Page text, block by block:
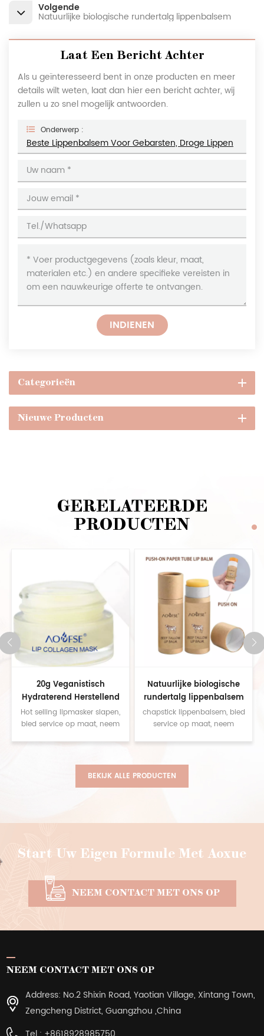
Volgende
Natuurlijke biologische rundertalg lippenbalsem
Laat Een Bericht Achter
Als u geïnteresseerd bent in onze producten en meer
details wilt weten, laat dan hier een bericht achter, wij
zullen u zo snel mogelijk antwoorden.
Onderwerp :
Beste Lippenbalsem Voor Gebarsten, Droge Lippen
INDIENEN
Categorieën
Nieuwe Producten
GERELATEERDE
PRODUCTEN
20g Veganistisch
Hydraterend Herstellend
Liprimpels Slaapmasker
Kruidencollageen
Hot selling lipmasker slapen,
bied service op maat, neem
monsters
Natuurlijke biologische
rundertalg lippenbalsem
chapstick lippenbalsem, bied
service op maat, neem
BEKIJK ALLE PRODUCTEN
Start Uw Eigen Formule Met Aoxue
NEEM CONTACT MET ONS OP
NEEM CONTACT MET ONS OP
Address: No.2 Shixin Road, Yaotian Village, Xintang Town,
Zengcheng District, Guangzhou ,China